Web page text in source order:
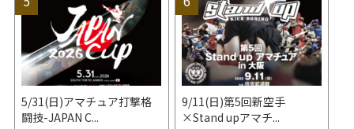
5/31(日)アマチュア打撃格
闘技-JAPAN C...
9/11(日)第5回新空手
×Stand upアマチ...